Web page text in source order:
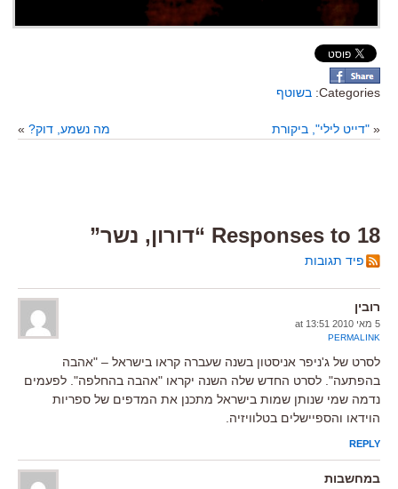
Categories: בשוטף
« "דייט לילי", ביקורת מה נשמע, דוק? »
18 Responses to “דורון, נשר”
פיד תגובות
רובין
5 מאי 2010 at 13:51
PERMALINK
לסרט של ג'ניפר אניסטון בשנה שעברה קראו בישראל – "אהבה
בהפתעה". לסרט החדש שלה השנה יקראו "אהבה בהחלפה". לפעמים
נדמה שמי שנותן שמות בישראל מתכנן את המדפים של ספריות
הוידאו והספיישלים בטלוויזיה.
REPLY
במחשבות